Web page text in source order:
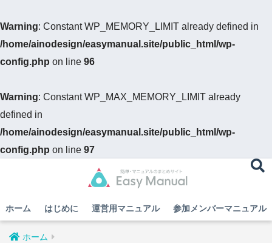
Warning: Constant WP_MEMORY_LIMIT already defined in
/home/ainodesign/easymanual.site/public_html/wp-
config.php on line 96
Warning: Constant WP_MAX_MEMORY_LIMIT already
defined in
/home/ainodesign/easymanual.site/public_html/wp-
config.php on line 97
ホーム はじめに 運営用マニュアル 参加メンバーマニュアル
ホーム